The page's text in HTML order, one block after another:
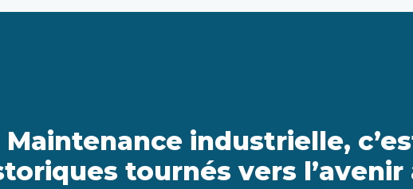
Maintenance industrielle,
tournés vers l’avenir